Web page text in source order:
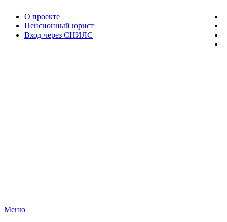
О проекте
Пенсионный юрист
Вход через СНИЛС
Меню